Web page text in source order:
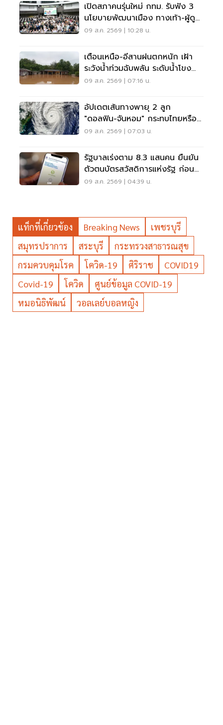
เปิดสภาคนรุ่นใหม่ กทม. รับฟัง 3
นโยบายพัฒนาเมือง ทางเท้า-ผู้ดู
แลออทิสติก-จักรยาน
09 ส.ค. 2569 | 10:28 น.
เตือนเหนือ-อีสานฝนตกหนัก เฝ้า
ระวังน้ำท่วมฉับพลัน ระดับน้ำโขง
เพิ่มสูง
09 ส.ค. 2569 | 07:16 น.
อัปเดตเส้นทางพายุ 2 ลูก
"ดอลฟิน-จันหอม" กระทบไทยหรือ
ไม่ เช็กเลย
09 ส.ค. 2569 | 07:03 น.
รัฐบาลเร่งตาม 8.3 แสนคน ยืนยัน
ตัวตนบัตรสวัสดิการแห่งรัฐ ก่อน
พลาดสิทธิ
09 ส.ค. 2569 | 04:39 น.
แท็กที่เกี่ยวข้อง Breaking News
เพชรบุรี
สมุทรปราการ
สระบุรี
กระทรวงสาธารณสุข
กรมควบคุมโรค
โควิด-19 ศิริราช
COVID19
Covid-19
โควิด
ศูนย์ข้อมูล COVID-19
หมอนิธิพัฒน์
วอลเลย์บอลหญิง